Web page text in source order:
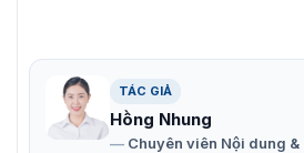
WDR thực: Cải thiện chất lượng
điều kiện ánh sáng phức tạp.
Nhận diện khuôn mặt: Hỗ trợ
TÁC GIẢ
Hồng Nhung
Chuyên viên Nội dung